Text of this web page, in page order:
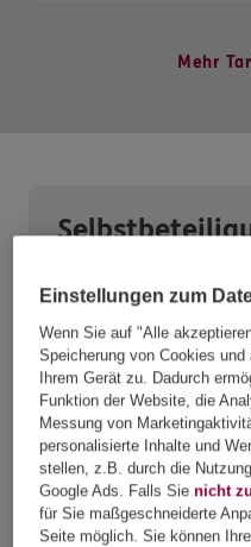
Mehr
Tarifoption 2
Einstellungen zum
Wenn Sie auf "Alle
Speicherung von Cookies
Ihrem Gerät zu. Dadurch
Funktion der Website, die
Messung von
personalisierte Inhalte und
stellen, z.B. durch die
Google Ads. Falls Sienicht
für Sie maßgeschneiderte
Seite möglich. Sie können